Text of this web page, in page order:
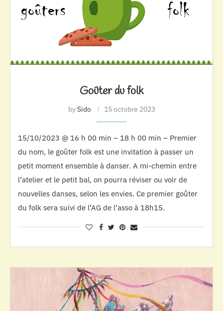
Goûter du folk
bySido 15 octobre 2023
15/10/2023 @ 16 h 00 min – 18 h 00 min – Premier
du nom, le goûter folk est une invitation à passer un
petit moment ensemble à danser. A mi-chemin entre
l’atelier et le petit bal, on pourra réviser ou voir de
nouvelles danses, selon les envies. Ce premier goûter
du folk sera suivi de l’AG de l’asso à 18h15.